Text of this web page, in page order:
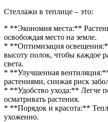
Стеллажи в теплице – это:
* **Экономия места:**
освобождая место на земле.
* **Оптимизация
высоту полок, чтобы каждое
света.
* **Улучшенная
растениями, снижая риск
* **Удобство ухода:** Легче
осматривать растения.
* **Порядок и красота:**
ухоженно.